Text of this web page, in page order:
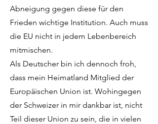
Abneigung gegen diese für den
Frieden wichtige Institution. Auch muss
die EU nicht in jedem Lebenbereich
mitmischen.
Als Deutscher bin ich dennoch froh,
dass mein Heimatland Mitglied der
Europäischen Union ist. Wohingegen
der Schweizer in mir dankbar ist, nicht
Teil dieser Union zu sein, die in vielen